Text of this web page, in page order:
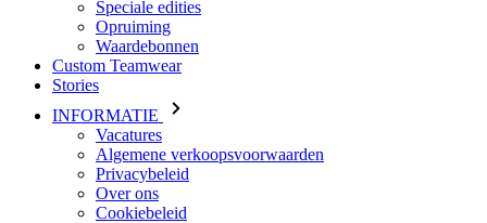
Speciale edities
Opruiming
Waardebonnen
Custom Teamwear
Stories
INFORMATIE
Vacatures
Algemene verkoopsvoorwaarden
Privacybeleid
Over ons
Cookiebeleid